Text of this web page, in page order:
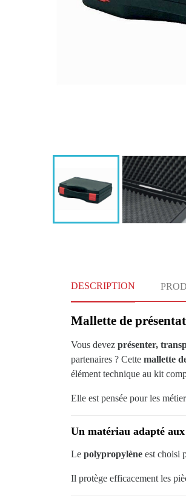
DESCRIPTION
Mallette de
Vous devez présenter,
partenaires ? Cette mallette
élément technique au kit
Elle est pensée pour les
Un matériau adapté
Le polypropylène est choisi
Il protège efficacement les